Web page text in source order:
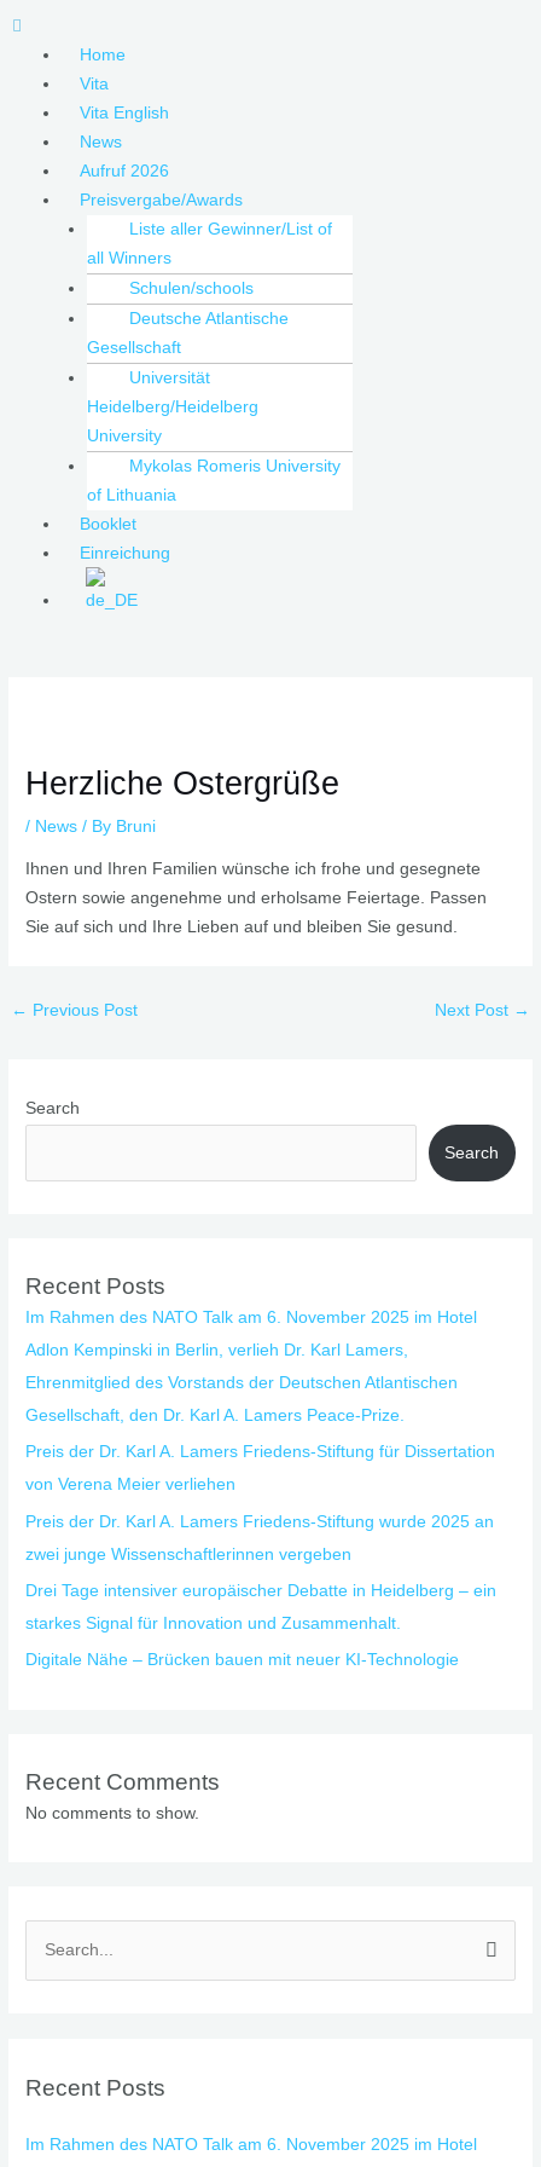
Menu
Home
Vita
Vita English
News
Aufruf 2026
Preisvergabe/Awards
Liste aller Gewinner/List of
all Winners
Schulen/schools
Deutsche Atlantische
Gesellschaft
Universität
Heidelberg/Heidelberg
University
Mykolas Romeris University
of Lithuania
Booklet
Einreichung
Herzliche Ostergrüße
/ News / By Bruni
Ihnen und Ihren Familien wünsche ich frohe und gesegnete
Ostern sowie angenehme und erholsame Feiertage. Passen
Sie auf sich und Ihre Lieben auf und bleiben Sie gesund.
← Previous Post Next Post →
Search
Search
Recent Posts
Im Rahmen des NATO Talk am 6. November 2025 im Hotel
Adlon Kempinski in Berlin, verlieh Dr. Karl Lamers,
Ehrenmitglied des Vorstands der Deutschen Atlantischen
Gesellschaft, den Dr. Karl A. Lamers Peace-Prize.
Preis der Dr. Karl A. Lamers Friedens-Stiftung für Dissertation
von Verena Meier verliehen
Preis der Dr. Karl A. Lamers Friedens-Stiftung wurde 2025 an
zwei junge Wissenschaftlerinnen vergeben
Drei Tage intensiver europäischer Debatte in Heidelberg – ein
starkes Signal für Innovation und Zusammenhalt.
Digitale Nähe – Brücken bauen mit neuer KI-Technologie
Recent Comments
No comments to show.
c
f
Recent Posts
Im Rahmen des NATO Talk am 6. November 2025 im Hotel